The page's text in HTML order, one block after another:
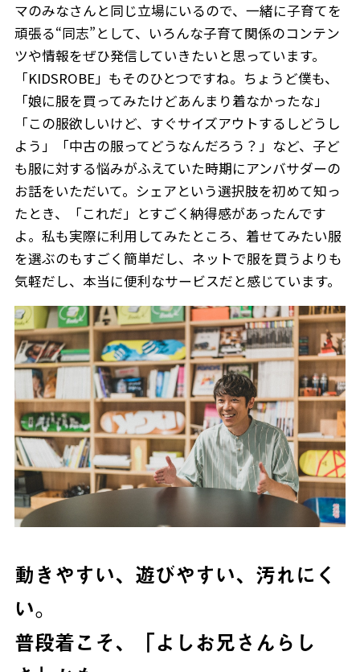
マのみなさんと同じ立場にいるので、一緒に子育てを
頑張る“同志”として、いろんな子育て関係のコンテン
ツや情報をぜひ発信していきたいと思っています。
「KIDSROBE」もそのひとつですね。ちょうど僕も、
「娘に服を買ってみたけどあんまり着なかったな」
「この服欲しいけど、すぐサイズアウトするしどうし
よう」「中古の服ってどうなんだろう？」など、子ど
も服に対する悩みがふえていた時期にアンバサダーの
お話をいただいて。シェアという選択肢を初めて知っ
たとき、「これだ」とすごく納得感があったんです
よ。私も実際に利用してみたところ、着せてみたい服
を選ぶのもすごく簡単だし、ネットで服を買うよりも
気軽だし、本当に便利なサービスだと感じています。
動きやすい、遊びやすい、汚れにく
い。
普段着こそ、「よしお兄さんらし